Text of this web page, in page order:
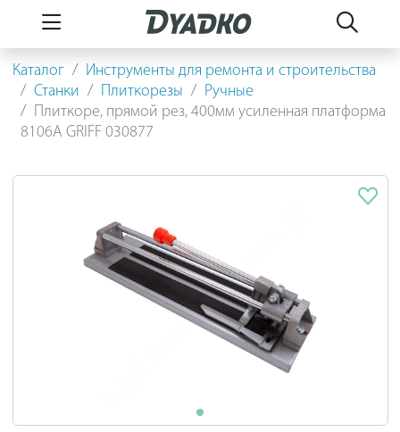
Каталог
Инструменты для ремонта и строительства
Станки
Плиткорезы
Ручные
Плиткоре, прямой рез, 400мм усиленная платформа
8106А GRIFF 030877